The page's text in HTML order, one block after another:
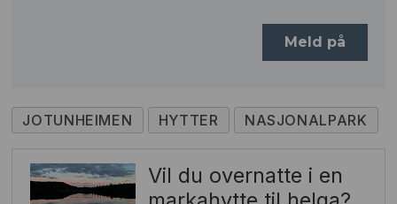
JOTUNHEIMEN HYTTER NASJONALPARK
Vil du overnatte i en